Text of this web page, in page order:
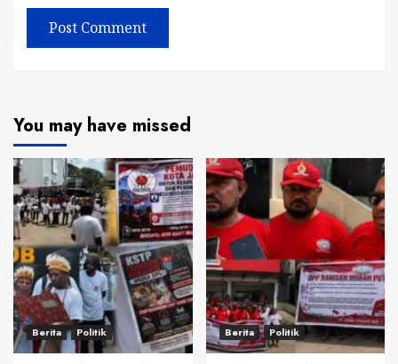
You may have missed
Berita Politik Berita Politik